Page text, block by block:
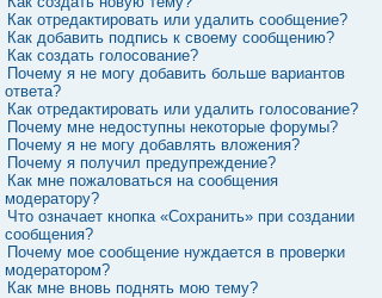
Как отредактировать или удалить сообщение?
Как добавить подпись к своему сообщению?
Как создать голосование?
Почему я не могу добавить больше вариантов
ответа?
Как отредактировать или удалить голосование?
Почему мне недоступны некоторые форумы?
Почему я не могу добавлять вложения?
Почему я получил предупреждение?
Как мне пожаловаться на сообщения
модератору?
Что означает кнопка «Сохранить» при создании
сообщения?
Почему мое сообщение нуждается в проверки
модератором?
Как мне вновь поднять мою тему?